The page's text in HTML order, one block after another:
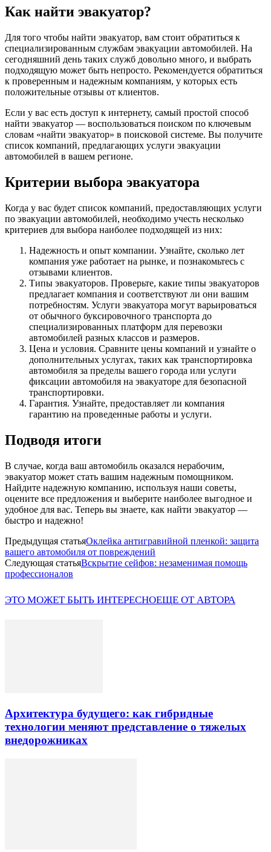
Как найти эвакуатор?
Для того чтобы найти эвакуатор, вам стоит обратиться к
специализированным службам эвакуации автомобилей. На
сегодняшний день таких служб довольно много, и выбрать
подходящую может быть непросто. Рекомендуется обратиться
к проверенным и надежным компаниям, у которых есть
положительные отзывы от клиентов.
Если у вас есть доступ к интернету, самый простой способ
найти эвакуатор — воспользоваться поиском по ключевым
словам «найти эвакуатор» в поисковой системе. Вы получите
список компаний, предлагающих услуги эвакуации
автомобилей в вашем регионе.
Критерии выбора эвакуатора
Когда у вас будет список компаний, предоставляющих услуги
по эвакуации автомобилей, необходимо учесть несколько
критериев для выбора наиболее подходящей из них:
Надежность и опыт компании. Узнайте, сколько лет
компания уже работает на рынке, и познакомьтесь с
отзывами клиентов.
Типы эвакуаторов. Проверьте, какие типы эвакуаторов
предлагает компания и соответствуют ли они вашим
потребностям. Услуги эвакуатора могут варьироваться
от обычного буксировочного транспорта до
специализированных платформ для перевозки
автомобилей разных классов и размеров.
Цена и условия. Сравните цены компаний и узнайте о
дополнительных услугах, таких как транспортировка
автомобиля за пределы вашего города или услуги
фиксации автомобиля на эвакуаторе для безопасной
транспортировки.
Гарантия. Узнайте, предоставляет ли компания
гарантию на проведенные работы и услуги.
Подводя итоги
В случае, когда ваш автомобиль оказался нерабочим,
эвакуатор может стать вашим надежным помощником.
Найдите надежную компанию, используя наши советы,
оцените все предложения и выберите наиболее выгодное и
удобное для вас. Теперь вы знаете, как найти эвакуатор —
быстро и надежно!
Предыдущая статьяОклейка антигравийной пленкой: защита
вашего автомобиля от повреждений
Следующая статьяВскрытие сейфов: незаменимая помощь
профессионалов
ЭТО МОЖЕТ БЫТЬ ИНТЕРЕСНОЕЩЕ ОТ АВТОРА
Архитектура будущего: как гибридные
технологии меняют представление о тяжелых
внедорожниках